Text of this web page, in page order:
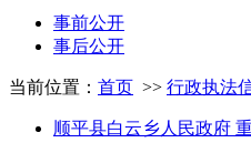
事前公开
事后公开
当前位置： 首页 >> 行政执法
顺平县白云乡人民政府